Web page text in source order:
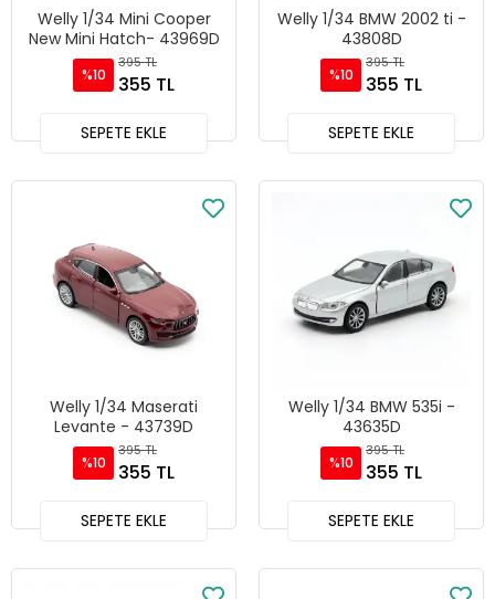
Welly 1/34 Mini Cooper
New Mini Hatch- 43969D
%10
395 TL
355 TL
SEPETE EKLE
Welly 1/34 BMW 2002 ti -
43808D
%10
395 TL
355 TL
SEPETE EKLE
Welly 1/34 Maserati
Levante - 43739D
%10
395 TL
355 TL
SEPETE EKLE
Welly 1/34 BMW 535i -
43635D
%10
395 TL
355 TL
SEPETE EKLE